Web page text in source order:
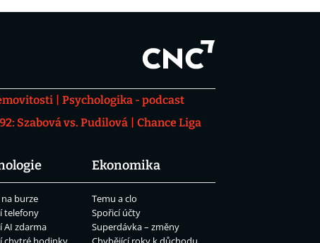
Psychologika - podcast
Szabová vs. Pudilová
Chance Liga
na burze
telefony
AI zdarma
Ekonomika
Temu a clo
Spořicí účty
Superdávka – změny